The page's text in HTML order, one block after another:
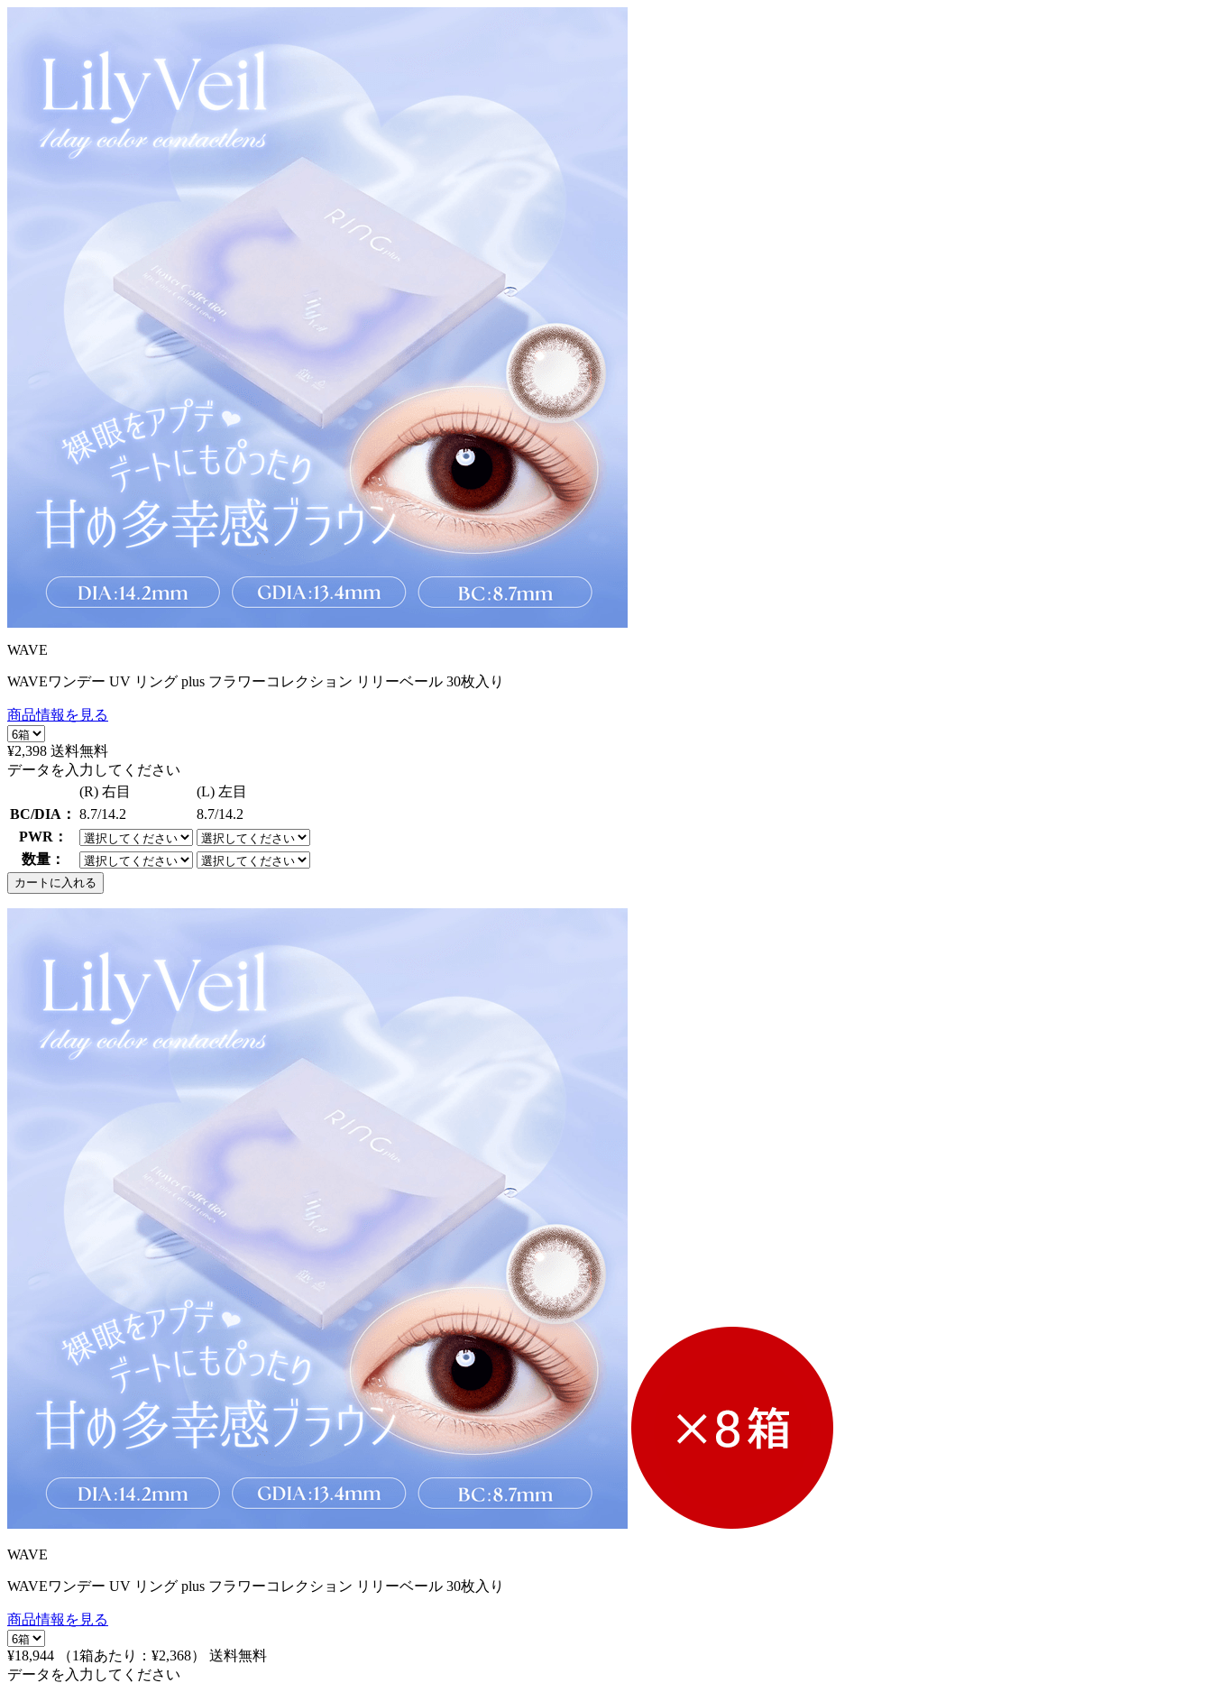
WAVE
WAVEワンデー UV リング plus フラワーコレクション リリーベール 30枚入り
商品情報を見る
¥2,398 送料無料
データを入力してください
(R) 右目
(L) 左目
BC/DIA： 8.7/14.2
8.7/14.2
PWR：
数量：
カートに入れる
WAVE
WAVEワンデー UV リング plus フラワーコレクション リリーベール 30枚入り
商品情報を見る
¥18,944 （1箱あたり： ¥2,368）
送料無料
データを入力してください